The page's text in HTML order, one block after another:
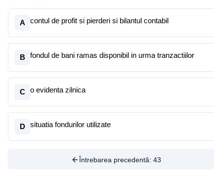
A contul de profit si pierderi si bilantul contabil
B fondul de bani ramas disponibil in urma tranzactiilor
C o evidenta zilnica
D situatia fondurilor utilizate
Întrebarea precedentă: 43